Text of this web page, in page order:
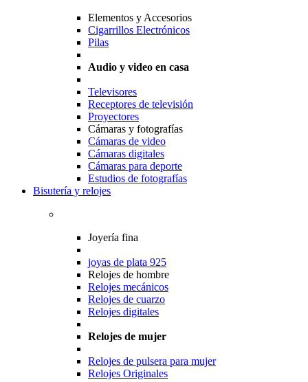
Elementos y Accesorios
Cigarrillos Electrónicos
Pilas
Audio y video en casa
Televisores
Receptores de televisión
Proyectores
Cámaras y fotografías
Cámaras de video
Cámaras digitales
Cámaras para deporte
Estudios de fotografías
Bisutería y relojes
Joyería fina
joyas de plata 925
Relojes de hombre
Relojes mecánicos
Relojes de cuarzo
Relojes digitales
Relojes de mujer
Relojes de pulsera para mujer
Relojes Originales